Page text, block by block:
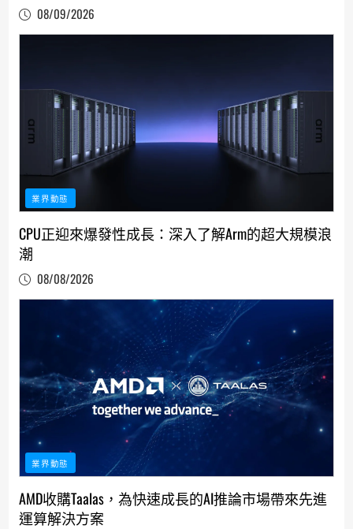
08/09/2026
業界動態
CPU正迎來爆發性成長：深入了解Arm的超大規模浪
潮
08/08/2026
業界動態
AMD收購Taalas，為快速成長的AI推論市場帶來先進
運算解決方案